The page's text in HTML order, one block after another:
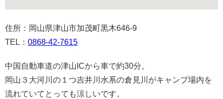
住所：岡山県津山市加茂町黒木646-9
TEL： 0868-42-7615
中国自動車道の津山ICから車で約30分。
岡山３大河川の１つ吉井川水系の倉見川がキャンプ場内を
流れていてとっても涼しいです。